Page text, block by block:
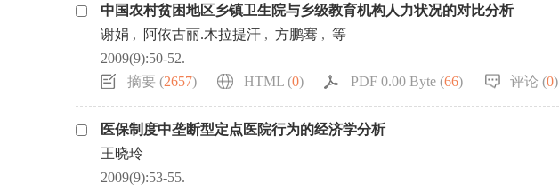
中国农村贫困地区乡镇卫生院与乡级教育机构人力状况的对比分析
谢娟 , 阿依古丽.木拉提汗 , 方鹏骞 , 等
2009(9):50-52.
摘要 (2657) HTML (0) PDF 0.00 Byte (66) 评论 (0)
医保制度中垄断型定点医院行为的经济学分析
王晓玲
2009(9):53-55.